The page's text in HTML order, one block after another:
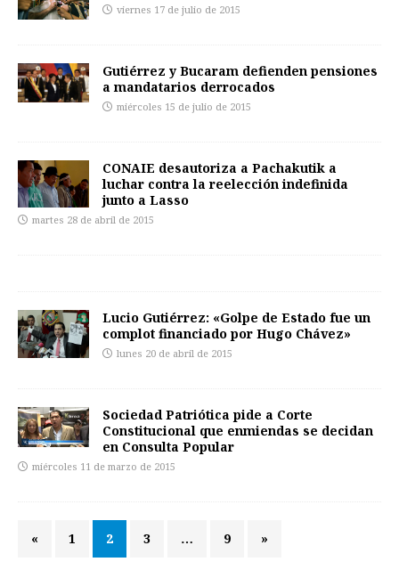
viernes 17 de julio de 2015
Gutiérrez y Bucaram defienden pensiones
a mandatarios derrocados
miércoles 15 de julio de 2015
CONAIE desautoriza a Pachakutik a
luchar contra la reelección indefinida
junto a Lasso
martes 28 de abril de 2015
Lucio Gutiérrez: «Golpe de Estado fue un
complot financiado por Hugo Chávez»
lunes 20 de abril de 2015
Sociedad Patriótica pide a Corte
Constitucional que enmiendas se decidan
en Consulta Popular
miércoles 11 de marzo de 2015
« 1 2 3 … 9 »